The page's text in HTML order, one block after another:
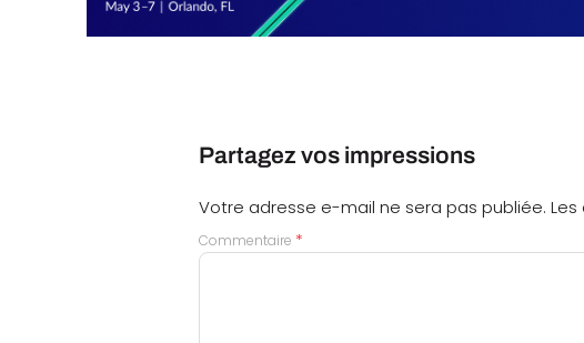
Partagez vos impressions
Votre adresse e-mail ne sera pas publiée.
Commentaire *